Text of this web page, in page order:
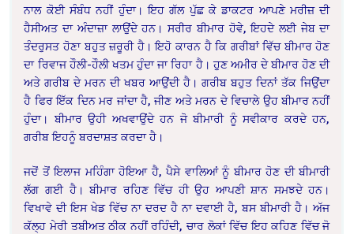
ਨਾਲ ਕੋਈ ਸੰਬੰਧ ਨਹੀਂ ਹੁੰਦਾ। ਇਹ ਗੱਲ ਪੁੱਛ ਕੇ ਡਾਕਟਰ ਆਪਣੇ ਮਰੀਜ਼ ਦੀ
ਹੈਸੀਅਤ ਦਾ ਅੰਦਾਜ਼ਾ ਲਾਉਂਦੇ ਹਨ। ਸਰੀਰ ਬੀਮਾਰ ਹੋਵੇ, ਇਹਦੇ ਲਈ ਜੇਬ ਦਾ
ਤੰਦਰੁਸਤ ਹੋਣਾ ਬਹੁਤ ਜ਼ਰੂਰੀ ਹੈ। ਇਹੋ ਕਾਰਨ ਹੈ ਕਿ ਗਰੀਬਾਂ ਵਿੱਚ ਬੀਮਾਰ ਹੋਣ
ਦਾ ਰਿਵਾਜ ਹੌਲੀ-ਹੌਲੀ ਖਤਮ ਹੁੰਦਾ ਜਾ ਰਿਹਾ ਹੈ। ਹੁਣ ਅਮੀਰ ਦੇ ਬੀਮਾਰ ਹੋਣ ਦੀ
ਅਤੇ ਗਰੀਬ ਦੇ ਮਰਨ ਦੀ ਖਬਰ ਆਉਂਦੀ ਹੈ। ਗਰੀਬ ਬਹੁਤ ਦਿਨਾਂ ਤੱਕ ਜਿਉਂਦਾ
ਹੈ ਫਿਰ ਇੱਕ ਦਿਨ ਮਰ ਜਾਂਦਾ ਹੈ, ਜੀਣ ਅਤੇ ਮਰਨ ਦੇ ਵਿਚਾਲੇ ਉਹ ਬੀਮਾਰ ਨਹੀਂ
ਹੁੰਦਾ। ਬੀਮਾਰ ਉਹੀ ਅਖਵਾਉਂਦੇ ਹਨ ਜੋ ਬੀਮਾਰੀ ਨੂੰ ਸਵੀਕਾਰ ਕਰਦੇ ਹਨ,
ਗਰੀਬ ਇਹਨੂੰ ਬਰਦਾਸ਼ਤ ਕਰਦਾ ਹੈ।
ਜਦੋਂ ਤੋਂ ਇਲਾਜ ਮਹਿੰਗਾ ਹੋਇਆ ਹੈ, ਪੈਸੇ ਵਾਲਿਆਂ ਨੂੰ ਬੀਮਾਰ ਹੋਣ ਦੀ ਬੀਮਾਰੀ
ਲੱਗ ਗਈ ਹੈ। ਬੀਮਾਰ ਰਹਿਣ ਵਿੱਚ ਹੀ ਉਹ ਆਪਣੀ ਸ਼ਾਨ ਸਮਝਦੇ ਹਨ।
ਵਿਖਾਵੇ ਦੀ ਇਸ ਖੇਡ ਵਿੱਚ ਨਾ ਦਰਦ ਹੈ ਨਾ ਦਵਾਈ ਹੈ, ਬਸ ਬੀਮਾਰੀ ਹੈ। ਅੱਜ
ਕੱਲ੍ਹ ਮੇਰੀ ਤਬੀਅਤ ਠੀਕ ਨਹੀਂ ਰਹਿੰਦੀ, ਚਾਰ ਲੋਕਾਂ ਵਿੱਚ ਇਹ ਕਹਿਣ ਵਿੱਚ ਜੋ